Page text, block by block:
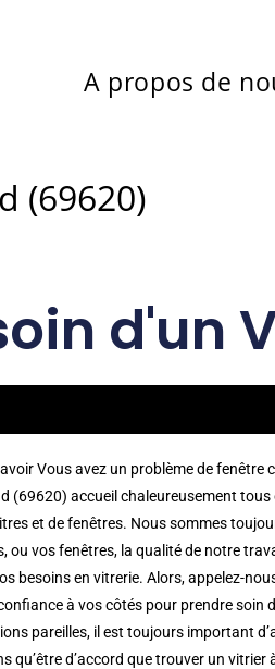
A propos de
(69620)
d'un
Vous avez un problème de
(69620) accueil chaleureusement
et de fenêtres. Nous sommes
ou vos fenêtres, la qualité de notre
besoins en vitrerie. Alors, appelez-
à vos côtés pour prendre
pareilles, il est toujours important
qu’être d’accord que trouver un